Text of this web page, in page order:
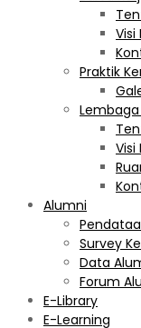
Visi
Praktik
Lembaga
Visi
Alumni
Survey
Data
Forum
E-Library
E-Learning